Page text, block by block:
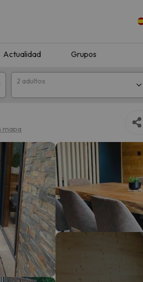
Actualidad Grupos
2 adultos
el destino.
mapa